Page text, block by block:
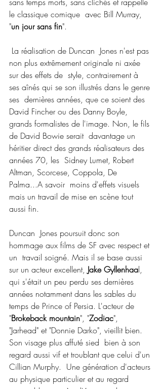
le classique comique  avec Bill Murray,
"un jour sans fin".
non plus extrêmement originale ni axée
sur des effets de  style, contrairement à
ses aînés qui se son illustrés dans le genre
ses  dernières années, que ce soient des
David Fincher ou des Danny Boyle,
grands formalistes de l'image. Non, le fils
de David Bowie serait  davantage un
héritier direct des grands réalisateurs des
années 70, les  Sidney Lumet, Robert
Altman, Scorcese, Coppola, De
Palma...A savoir  moins d'effets visuels
mais un travail de mise en scène tout
aussi fin.
Duncan  Jones poursuit donc son
hommage aux films de SF avec respect et
un  travail soigné. Mais il se base aussi
sur un acteur excellent, Jake Gyllenhaal,
qui s'était un peu perdu ses dernières
années notamment dans les sables du
temps de Prince of Persia. L'acteur de
"Brokeback mountain", "Zodiac",
"Jarhead" et "Donnie Darko", vieillit bien.
Son visage plus affuté sied  bien à son
regard aussi vif et troublant que celui d'un
Cillian Murphy.  Une génération d'acteurs
au physique particulier et au regard